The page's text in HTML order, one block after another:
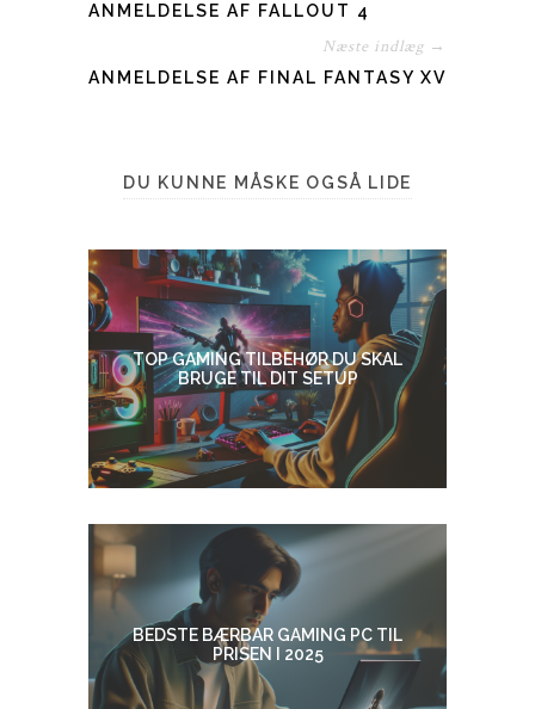
ANMELDELSE AF FALLOUT 4
Næste indlæg →
ANMELDELSE AF FINAL FANTASY XV
DU KUNNE MÅSKE OGSÅ LIDE
TOP GAMING TILBEHØR DU SKAL
BRUGE TIL DIT SETUP
BEDSTE BÆRBAR GAMING PC TIL
PRISEN I 2025